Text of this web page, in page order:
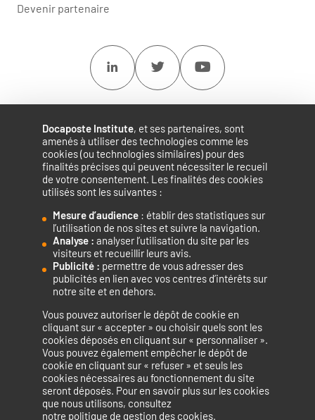
Docaposte Institute, et ses partenaires, sont
amenés à utiliser des technologies comme les
cookies (ou technologies similaires) pour des
finalités précises qui peuvent nécessiter le recueil
de votre consentement. Les finalités des cookies
utilisés sont les suivantes :
Mesure d’audience : établir des statistiques sur
l’utilisation de nos sites et suivre la navigation.
Analyse : analyser l’utilisation du site par les
visiteurs et recueillir leurs avis.
Publicité : permettre de vous adresser des
publicités en lien avec vos centres d’intérêts sur
notre site et en dehors.
Vous pouvez autoriser le dépôt de cookie en
cliquant sur « accepter » ou choisir quels sont les
cookies déposés en cliquant sur « personnaliser ».
Vous pouvez également empêcher le dépôt de
cookie en cliquant sur « refuser » et seuls les
cookies nécessaires au fonctionnement du site
seront déposés. Pour en savoir plus sur les cookies
que nous utilisons, consultez
notre politique de gestion des cookies.
Accélérateur de compétences numériques.
La certification qualité a été délivrée au titre de la catégorie
d’action suivante : ACTIONS DE FORMATION
Devenir partenaire
Linkedin Twitter Youtube
Mentions légales
Politique de confidentialité